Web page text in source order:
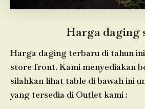
Harga daging
Harga daging terbaru di tahun
store front. Kami menyediakan
silahkan lihat table di bawah ini
yang tersedia di Outlet kami :